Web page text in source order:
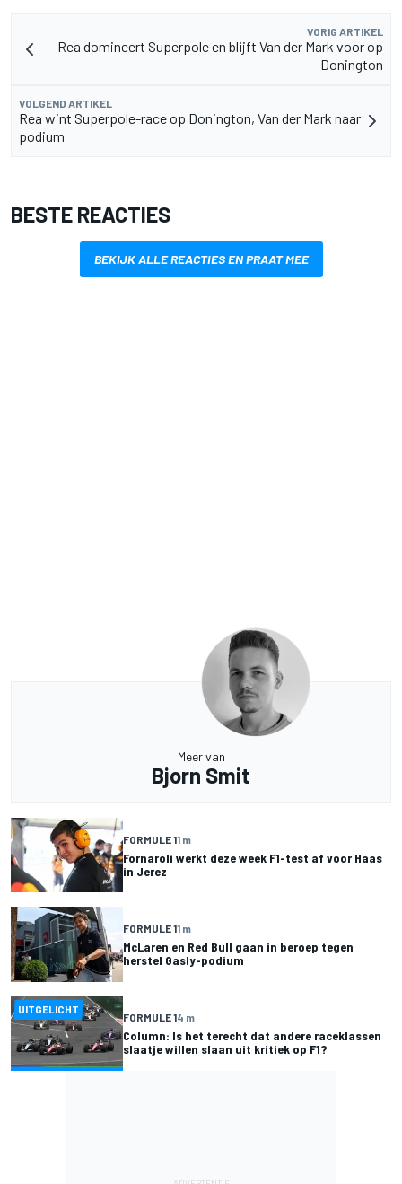
VORIG ARTIKEL
Rea domineert Superpole en blijft Van der Mark voor op
Donington
VOLGEND ARTIKEL
Rea wint Superpole-race op Donington, Van der Mark naar
podium
BESTE REACTIES
BEKIJK ALLE REACTIES EN PRAAT MEE
Meer van
Bjorn Smit
FORMULE 11 m
Fornaroli werkt deze week F1-test af voor Haas
in Jerez
FORMULE 11 m
McLaren en Red Bull gaan in beroep tegen
herstel Gasly-podium
UITGELICHT
FORMULE 14 m
Column: Is het terecht dat andere raceklassen
slaatje willen slaan uit kritiek op F1?